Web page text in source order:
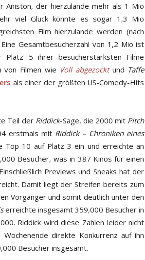
Aniston, der hierzulande mehr als 1 Mio
viel Glück könnte es sogar 1,3 Mio
Film hierzulande werden (nach
Gesamtbesucherzahl von 1,2 Mio ist
Platz 5 ihrer besucherstärksten Filme
von Filmen wie Voll abgezocktund Taffe
als einer der größten US-Comedy-Hits
Teil der Riddick-Sage, die 2000 mit Pitch
erstmals mit Riddick – Chroniken eines
10 auf Platz 3 ein und erreichte an
Besucher, was in 387 Kinos für einen
Previews und Sneaks hat der
Damit liegt der Streifen bereits zum
Vorgänger und somit deutlich unter den
erreichte insgesamt 359,000 Besucher in
Riddick wird diese Zahlen leider nicht
direkte Konkurrenz auf ihn
Besucher insgesamt.